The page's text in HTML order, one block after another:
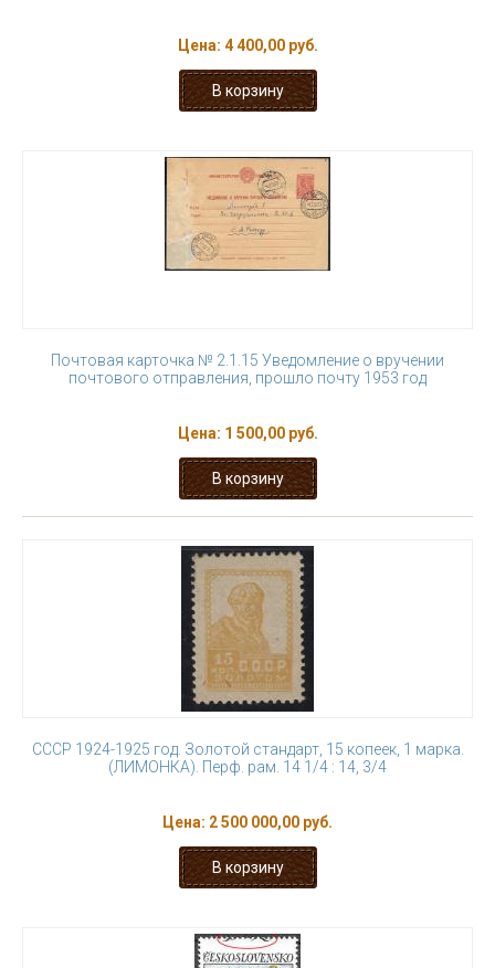
Цена: 4 400,00 руб.
Почтовая карточка № 2.1.15 Уведомление о вручении
почтового отправления, прошло почту 1953 год
Цена: 1 500,00 руб.
СССР 1924-1925 год. Золотой стандарт, 15 копеек, 1 марка.
(ЛИМОНКА). Перф. рам. 14 1/4 : 14, 3/4
Цена: 2 500 000,00 руб.